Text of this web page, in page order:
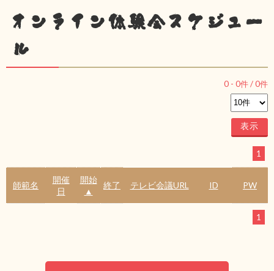
オンライン体験会スケジュー
ル
0 - 0件 /0件
1
師範名
開催
日
開始
▲
終了 テレビ会議URL ID PW
1